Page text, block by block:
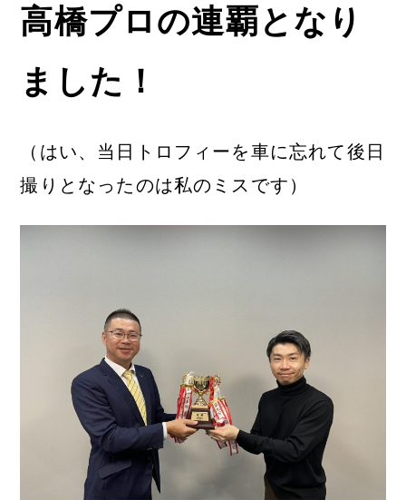
高橋プロの連覇となり
ました！
（はい、当日トロフィーを車に忘れて後日
撮りとなったのは私のミスです）